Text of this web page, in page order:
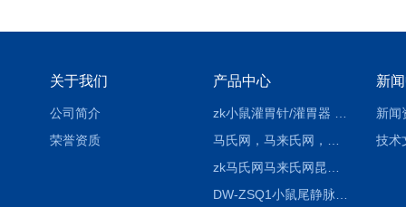
关于我们
公司简介
荣誉资质
产品中心 新
新闻
技术